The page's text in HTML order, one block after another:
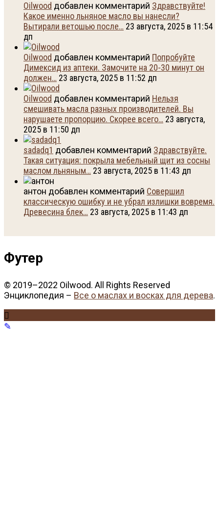
Oilwood добавлен комментарий Здравствуйте!
Какое именно льняное масло вы нанесли?
Вытирали ветошью после… 23 августа, 2025 в 11:54
дп
Oilwood добавлен комментарий Попробуйте
Димексид из аптеки. Замочите на 20-30 минут он
должен… 23 августа, 2025 в 11:52 дп
Oilwood добавлен комментарий Нельзя
смешивать масла разных производителей. Вы
нарушаете пропорцию. Скорее всего… 23 августа,
2025 в 11:50 дп
sadadq1 добавлен комментарий Здравствуйте.
Такая ситуация: покрыла мебельный щит из сосны
маслом льняным… 23 августа, 2025 в 11:43 дп
антон добавлен комментарий Совершил
классическую ошибку и не убрал излишки вовремя.
Древесина блек… 23 августа, 2025 в 11:43 дп
Футер
© 2019–2022 Oilwood. All Rights Reserved
Энциклопедия – Все о маслах и восках для дерева.